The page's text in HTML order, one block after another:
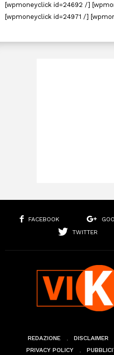
[wpmoneyclick id=24692 /]
[wpmoneyclick id=24971 /]
FACEBOOK
TWITTER
REDAZIONE DISCLAIMER
PRIVACY POLICY